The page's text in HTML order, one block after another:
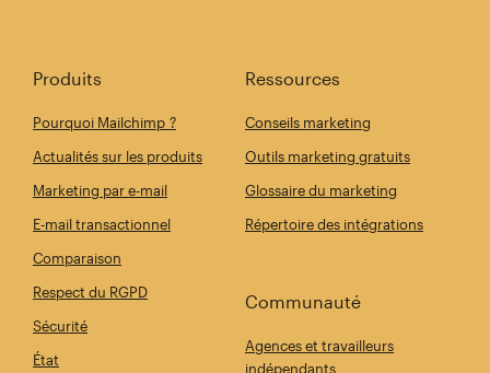
Produits
Pourquoi Mailchimp ?
Actualités sur les produits
Marketing par e-mail
E-mail transactionnel
Comparaison
Respect du RGPD
Sécurité
État
Ressources
Conseils marketing
Outils marketing gratuits
Glossaire du marketing
Répertoire des intégrations
Communauté
Agences et travailleurs
indépendants